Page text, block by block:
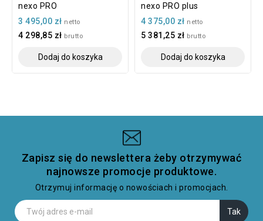
nexo PRO
3 495,00 zł netto
4 298,85 zł brutto
Dodaj do koszyka
nexo PRO plus
4 375,00 zł netto
5 381,25 zł brutto
Dodaj do koszyka
Zapisz się do newslettera żeby otrzymywać
najnowsze promocje produktowe.
Otrzymuj informację o nowościach i promocjach.